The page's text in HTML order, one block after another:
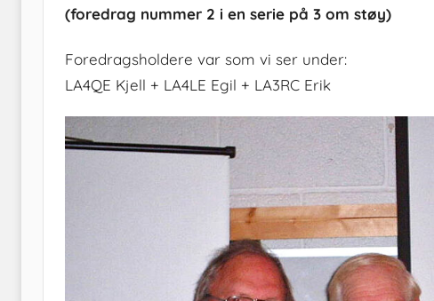
(foredrag nummer 2 i en serie på 3 om støy)
Foredragsholdere var som vi ser under:
LA4QE Kjell + LA4LE Egil + LA3RC Erik